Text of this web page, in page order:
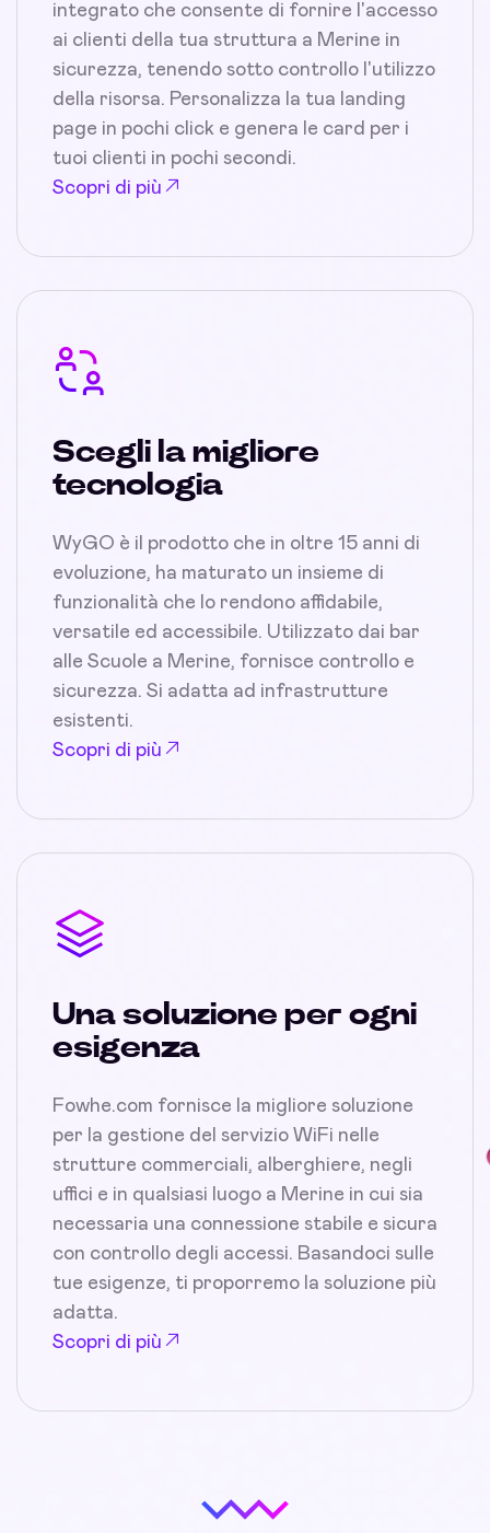
integrato che consente di fornire l'accesso
ai clienti della tua struttura a Merine in
sicurezza, tenendo sotto controllo l'utilizzo
della risorsa. Personalizza la tua landing
page in pochi click e genera le card per i
tuoi clienti in pochi secondi.
Scopri di più
Scegli la migliore
tecnologia
WyGO è il prodotto che in oltre 15 anni di
evoluzione, ha maturato un insieme di
funzionalità che lo rendono affidabile,
versatile ed accessibile. Utilizzato dai bar
alle Scuole a Merine, fornisce controllo e
sicurezza. Si adatta ad infrastrutture
esistenti.
Scopri di più
Una soluzione per ogni
esigenza
Fowhe.com fornisce la migliore soluzione
per la gestione del servizio WiFi nelle
strutture commerciali, alberghiere, negli
uffici e in qualsiasi luogo a Merine in cui sia
necessaria una connessione stabile e sicura
con controllo degli accessi. Basandoci sulle
tue esigenze, ti proporremo la soluzione più
adatta.
Scopri di più